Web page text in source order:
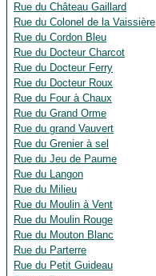
Rue du Château Gaillard
Rue du Colonel de la Vaissière
Rue du Cordon Bleu
Rue du Docteur Charcot
Rue du Docteur Ferry
Rue du Docteur Roux
Rue du Four à Chaux
Rue du Grand Orme
Rue du grand Vauvert
Rue du Grenier à sel
Rue du Jeu de Paume
Rue du Langon
Rue du Milieu
Rue du Moulin à Vent
Rue du Moulin Rouge
Rue du Mouton Blanc
Rue du Parterre
Rue du Petit Guideau